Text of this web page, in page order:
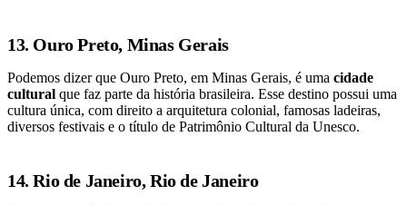
13. Ouro Preto, Minas Gerais
Podemos dizer que Ouro Preto, em Minas Gerais, é uma cidade
cultural que faz parte da história brasileira. Esse destino possui uma
cultura única, com direito a arquitetura colonial, famosas ladeiras,
diversos festivais e o título de Patrimônio Cultural da Unesco.
14. Rio de Janeiro, Rio de Janeiro